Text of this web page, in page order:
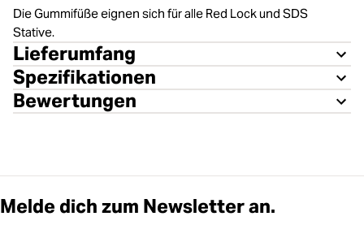
Die Gummifüße eignen sich für alle Red Lock und SDS
Stative.
Lieferumfang
Spezifikationen
Bewertungen
Melde dich zum Newsletter an.